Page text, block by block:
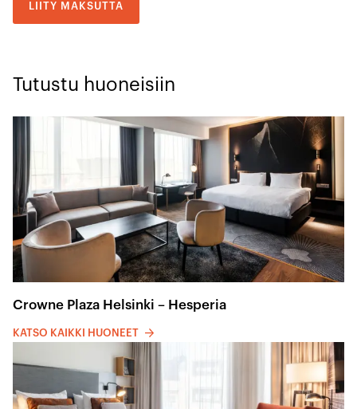
LIITY MAKSUTTA
Tutustu huoneisiin
Crowne Plaza Helsinki – Hesperia
KATSO KAIKKI HUONEET